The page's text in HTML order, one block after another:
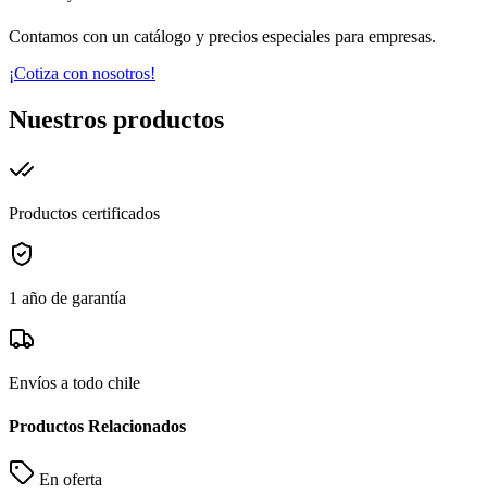
Contamos con un catálogo y precios especiales para empresas.
¡Cotiza con nosotros!
Nuestros productos
Productos certificados
1 año de garantía
Envíos a todo chile
Productos Relacionados
En oferta